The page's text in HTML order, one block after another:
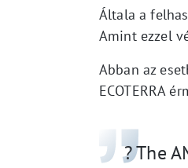
Általa a
Amint ezzel
Abban az
ECOTERRA
? The